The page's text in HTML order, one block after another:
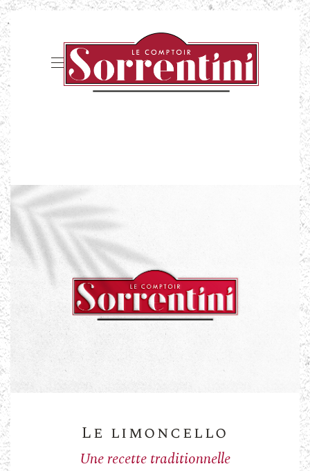
Liqueur
de citron
Le limoncello
Une recette traditionnelle